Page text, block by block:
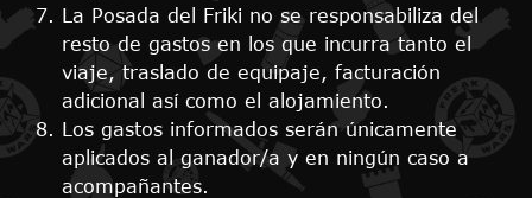
La Posada del Friki no se responsabiliza del
resto de gastos en los que incurra tanto el
viaje, traslado de equipaje, facturación
adicional así como el alojamiento.
Los gastos informados serán únicamente
aplicados al ganador/a y en ningún caso a
acompañantes.